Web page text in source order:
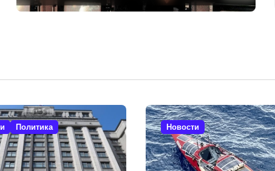
Политика Новости